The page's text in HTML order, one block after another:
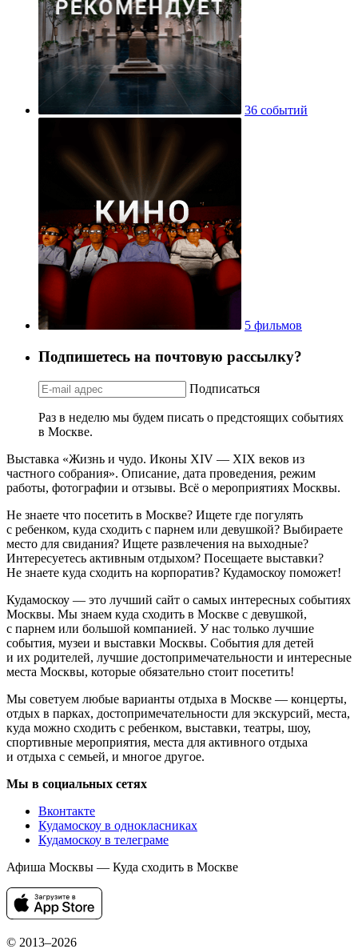
36 событий
5 фильмов
Подпишетесь на почтовую рассылку?
Подписаться
Раз в неделю мы будем писать о предстоящих событиях
в Москве.
Выставка «Жизнь и чудо. Иконы XIV — XIX веков из
частного собрания». Описание, дата проведения, режим
работы, фотографии и отзывы. Всё о мероприятиях Москвы.
Не знаете что посетить в Москве? Ищете где погулять
с ребенком, куда сходить с парнем или девушкой? Выбираете
место для свидания? Ищете развлечения на выходные?
Интересуетесь активным отдыхом? Посещаете выставки?
Не знаете куда сходить на корпоратив? Кудамоскоу поможет!
Кудамоскоу — это лучший сайт о самых интересных событиях
Москвы. Мы знаем куда сходить в Москве с девушкой,
с парнем или большой компанией. У нас только лучшие
события, музеи и выставки Москвы. События для детей
и их родителей, лучшие достопримечательности и интересные
места Москвы, которые обязательно стоит посетить!
Мы советуем любые варианты отдыха в Москве — концерты,
отдых в парках, достопримечательности для экскурсий, места,
куда можно сходить с ребенком, выставки, театры, шоу,
спортивные мероприятия, места для активного отдыха
и отдыха с семьей, и многое другое.
Мы в социальных сетях
Вконтакте
Кудамоскоу в однокласниках
Кудамоскоу в телеграме
Афиша Москвы — Куда сходить в Москве
© 2013–2026